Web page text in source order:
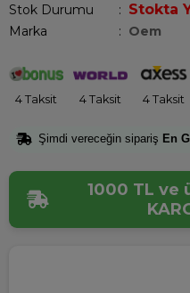
Stok Durumu : Stokta
Marka : Oem
4 Taksit 4 Taksit 4 Taksit
Şimdi vereceğin sipariş En
1000 TL ve